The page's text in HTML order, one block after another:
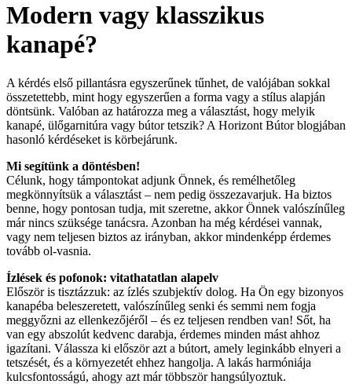
Modern vagy klasszikus
kanapé?
A kérdés első pillantásra egyszerűnek tűnhet, de valójában sokkal
összetettebb, mint hogy egyszerűen a forma vagy a stílus alapján
döntsünk. Valóban az határozza meg a választást, hogy melyik
kanapé, ülőgarnitúra vagy bútor tetszik? A Horizont Bútor blogjában
hasonló kérdéseket is körbejárunk.
Mi segítünk a döntésben!
Célunk, hogy támpontokat adjunk Önnek, és remélhetőleg
megkönnyítsük a választást – nem pedig összezavarjuk. Ha biztos
benne, hogy pontosan tudja, mit szeretne, akkor Önnek valószínűleg
már nincs szüksége tanácsra. Azonban ha még kérdései vannak,
vagy nem teljesen biztos az irányban, akkor mindenképp érdemes
tovább ol-vasnia.
Ízlések és pofonok: vitathatatlan alapelv
Először is tisztázzuk: az ízlés szubjektív dolog. Ha Ön egy bizonyos
kanapéba beleszeretett, valószínűleg senki és semmi nem fogja
meggyőzni az ellenkezőjéről – és ez teljesen rendben van! Sőt, ha
van egy abszolút kedvenc darabja, érdemes minden mást ahhoz
igazítani. Válassza ki először azt a bútort, amely leginkább elnyeri a
tetszését, és a környezetét ehhez hangolja. A lakás harmóniája
kulcsfontosságú, ahogy azt már többször hangsúlyoztuk.